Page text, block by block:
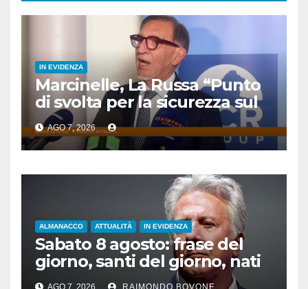
IN EVIDENZA
Marcinelle, La Russa “Punto
di svolta per la sicurezza sul
lavoro”
AGO 7, 2026
ALMANACCO ATTUALITÀ IN EVIDENZA
Sabato 8 agosto: frase del
giorno, santi del giorno, nati
famosi, accadde oggi
AGO 7, 2026 RAIMONDO BOVONE